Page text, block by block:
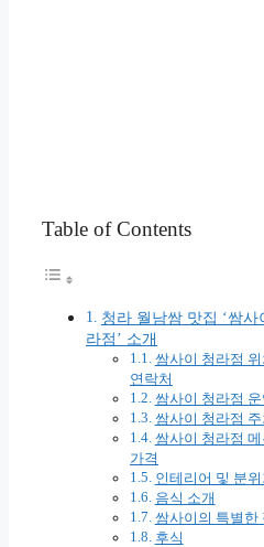
Table of Contents
청라 월남쌈 맛집 ‘쌈사
라점’ 소개
쌈사이 청라점 위
연락처
쌈사이 청라점
쌈사이 청라점 주
쌈사이 청라점 메
가격
인테리어 및 분위
음식 소개
쌈사이의 특별한
후식